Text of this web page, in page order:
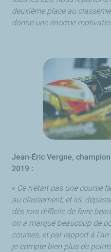
deuxième place au
donne une énorme
Jean-Éric Vergne,
2019 :
« Ce n’était pas une course
au classement, et ici,
dès lors difficile de faire
on a marqué beaucoup de
courses, et par rapport à
je compte bien plus de